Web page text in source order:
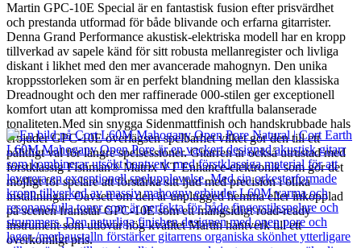
Martin GPC-10E Special är en fantastisk fusion efter prisvärdhet
och prestanda utformad för både blivande och erfarna gitarrister.
Denna Grand Performance akustisk-elektriska modell har en kropp
tillverkad av sapele känd för sitt robusta mellanregister och livliga
diskant i likhet med den mer avancerade mahognyn. Den unika
kroppsstorleken som är en perfekt blandning mellan den klassiska
Dreadnought och den mer raffinerade 000-stilen ger exceptionell
komfort utan att kompromissa med den kraftfulla balanserade
tonaliteten.Med sin snygga Sidenmattfinish och handskrubbade hals
erbjuder GPC-10E överlägsen spelbarhet vilket gör den till ett
pålitligt val för längre spelsessioner. Gitarren är också utrustad med
förstklassig Fishman® Matrix VT Enhance-elektronik som gör det
möjligt för spelare att förstärka sitt ljud med precision i olika
inställningar. Oavsett om den är unplugged hemma eller inkopplad
på scenen framstår GPC-10E som ett mångsidigt road-ready
instrument som utlovar hög kvalitet Martin hantverk till ett
överkomligt pris.